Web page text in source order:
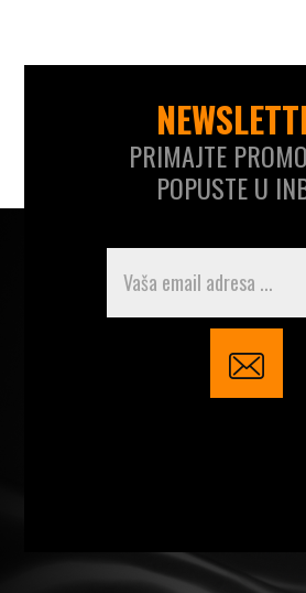
PRIMAJTE
POPUSTE U